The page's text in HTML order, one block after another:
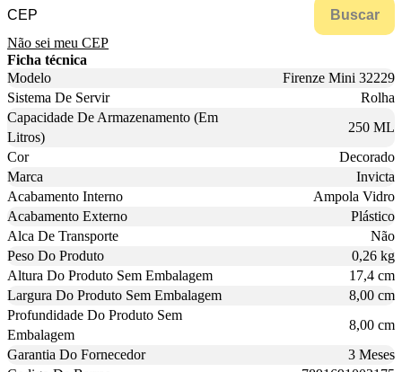
Buscar
Não sei meu CEP
Ficha técnica
Modelo
Firenze Mini 32229
Sistema De Servir
Rolha
Capacidade De Armazenamento (Em
Litros)
250 ML
Cor
Decorado
Marca
Invicta
Acabamento Interno
Ampola Vidro
Acabamento Externo
Plástico
Alca De Transporte
Não
Peso Do Produto
0,26 kg
Altura Do Produto Sem Embalagem
17,4 cm
Largura Do Produto Sem Embalagem
8,00 cm
Profundidade Do Produto Sem
Embalagem
8,00 cm
Garantia Do Fornecedor
3 Meses